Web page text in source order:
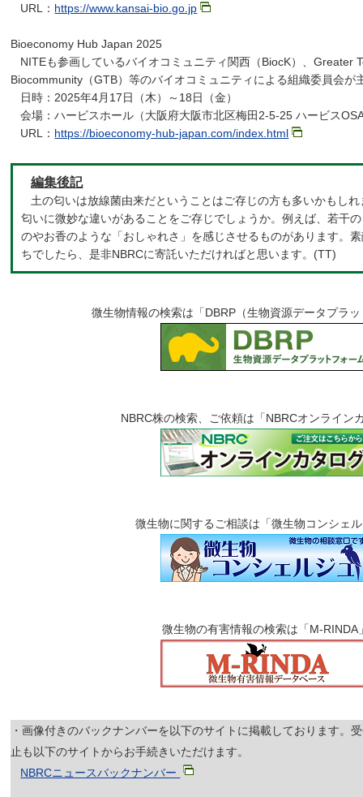
URL： https://www.kansai-bio.go.jp
Bioeconomy Hub Japan 2025
NITEも参画しているバイオコミュニティ関西（BiocK）、Greater
Biocommunity（GTB）等のバイオコミュニティによる組織委員会が
日時：2025年4月17日（木）～18日（金）
会場：ハービスホール（大阪府大阪市北区梅田2-5-25 ハービス
URL： https://bioeconomy-hub-japan.com/index.html
編集後記
土の匂いは放線菌由来だということはご存じの方も多いかもし
匂いに微妙な違いがあることをご存じでしょうか。例えば、若干
のやお香のような「おしゃれさ」を感じさせるものがあります。
ちでしたら、是非NBRCに寄託いただければと思います。(TT)
微生物情報の検索は「DBRP（生物資源データプラ
NBRC株の検索、ご依頼は「NBRCオンライン
微生物に関するご相談は「微生物コンシェ
微生物の有害情報の検索は「M-RINDA
・画像付きのバックナンバーを以下のサイトに掲載しております。
止も以下のサイトからお手続きいただけます。
NBRCニュースバックナンバー